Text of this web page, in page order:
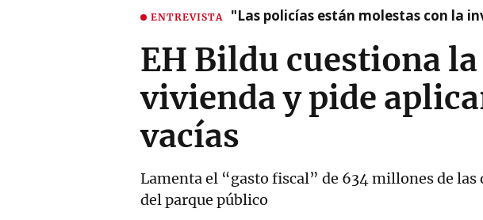
ENTREVISTA "Las policías están molestas con la
EH Bildu cuestiona
vivienda y pide
vacías
Lamenta el “gasto fiscal” de 634 millones de
del parque público